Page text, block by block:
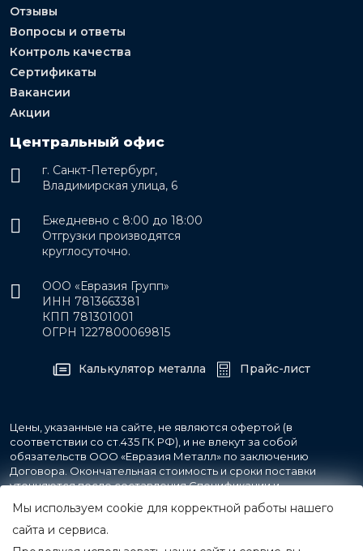
Отзывы
Вопросы и ответы
Контроль качества
Сертификаты
Вакансии
Акции
Центральный офис
г. Санкт-Петербург,
Владимирская улица, 6
Ежедневно с 8:00 до 18:00
Отгрузки производятся
круглосуточно.
ООО «Евразия Групп»
ИНН 7813663381
КПП 781301001
ОГРН 1227800069815
Калькулятор металла Прайс-лист
Цены, указанные на сайте, не являются офертой (в
соответствии со ст.435 ГК РФ), и не влекут за собой
обязательств ООО «Евразия Металл» по заключению
Договора. Окончательная стоимость и сроки поставки
уточняются после составления Спецификации и
фиксируются в Счете на оплату, а также Спецификации на
поставку товара.
Мы используем cookie для корректной работы нашего
сайта и сервиса.